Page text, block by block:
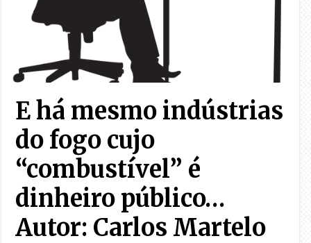
E há mesmo indústrias
do fogo cujo
“combustível” é
dinheiro público…
Autor: Carlos Martelo